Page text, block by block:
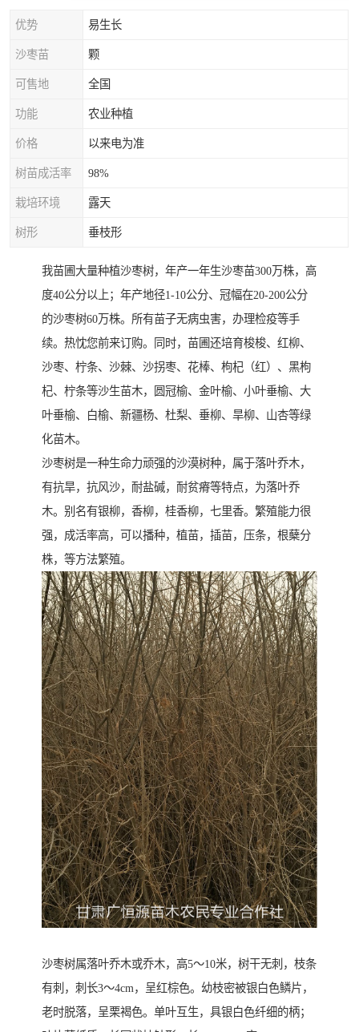
优势 易生长
沙枣苗 颗
可售地 全国
功能 农业种植
价格 以来电为准
树苗成活率 98%
栽培环境 露天
树形 垂枝形
我苗圃大量种植沙枣树，年产一年生沙枣苗300万株，高
度40公分以上；年产地径1-10公分、冠幅在20-200公分
的沙枣树60万株。所有苗子无病虫害，办理检疫等手
续。热忱您前来订购。同时，苗圃还培育梭梭、红柳、
沙枣、柠条、沙棘、沙拐枣、花棒、枸杞（红）、黑枸
杞、柠条等沙生苗木，圆冠榆、金叶榆、小叶垂榆、大
叶垂榆、白榆、新疆杨、杜梨、垂柳、旱柳、山杏等绿
化苗木。
沙枣树是一种生命力顽强的沙漠树种，属于落叶乔木，
有抗旱，抗风沙，耐盐碱，耐贫瘠等特点，为落叶乔
木。别名有银柳，香柳，桂香柳，七里香。繁殖能力很
强，成活率高，可以播种，植苗，插苗，压条，根蘖分
株，等方法繁殖。
沙枣树属落叶乔木或乔木，高5～10米，树干无刺，枝条
有刺，刺长3～4cm，呈红棕色。幼枝密被银白色鳞片，
老时脱落，呈栗褐色。单叶互生，具银白色纤细的柄；